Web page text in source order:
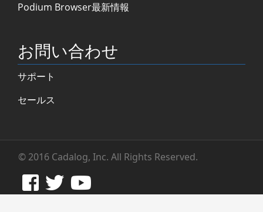
Podium Browser最新情報
お問い合わせ
サポート
セールス
© 2016 Cadalog, Inc. All Rights Reserved.